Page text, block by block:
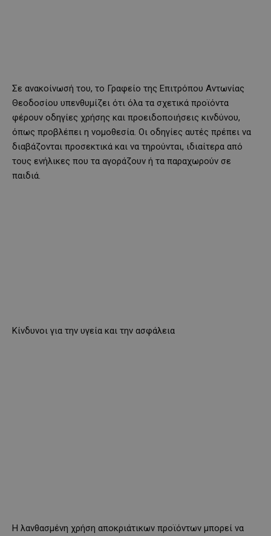
Σε ανακοίνωσή του, το Γραφείο της Επιτρόπου Αντωνίας
Θεοδοσίου υπενθυμίζει ότι όλα τα σχετικά προϊόντα
φέρουν οδηγίες χρήσης και προειδοποιήσεις κινδύνου,
όπως προβλέπει η νομοθεσία. Οι οδηγίες αυτές πρέπει να
διαβάζονται προσεκτικά και να τηρούνται, ιδιαίτερα από
τους ενήλικες που τα αγοράζουν ή τα παραχωρούν σε
παιδιά.
Κίνδυνοι για την υγεία και την ασφάλεια
Η λανθασμένη χρήση αποκριάτικων προϊόντων μπορεί να